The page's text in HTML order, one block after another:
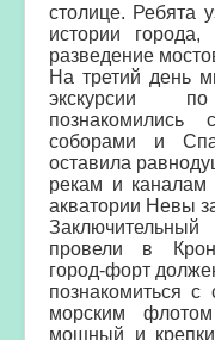
столице. Ребята
истории
разведение
На третий день
экскурсии
познакомились
соборами и
оставила
рекам и каналам
акватории Невы
провели в
город-форт
познакомиться
морским
мощный и